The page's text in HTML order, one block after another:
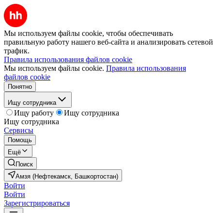
Мы используем файлы cookie, чтобы обеспечивать
правильную работу нашего веб-сайта и анализировать сетевой
трафик.
Правила использования файлов cookie
Мы используем файлы cookie. Правила использования
файлов cookie
Понятно
Ищу сотрудника
Ищу работу
Ищу сотрудника
Ищу сотрудника
Сервисы
Помощь
Ещё
Поиск
Амзя (Нефтекамск, Башкортостан)
Войти
Войти
Зарегистрироваться